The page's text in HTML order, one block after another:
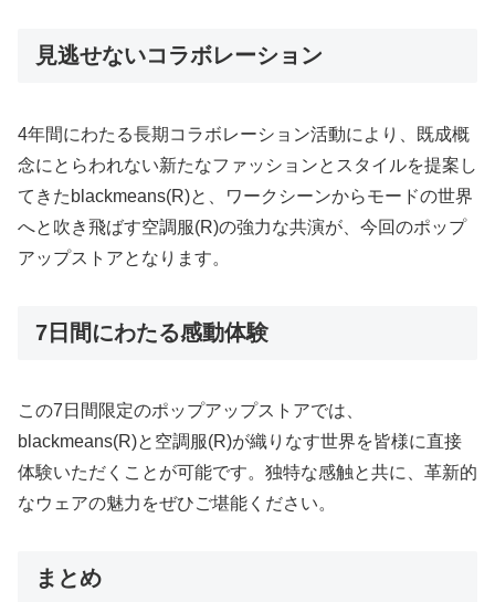
見逃せないコラボレーション
4年間にわたる長期コラボレーション活動により、既成概
念にとらわれない新たなファッションとスタイルを提案し
てきたblackmeans(R)と、ワークシーンからモードの世界
へと吹き飛ばす空調服(R)の強力な共演が、今回のポップ
アップストアとなります。
7日間にわたる感動体験
この7日間限定のポップアップストアでは、
blackmeans(R)と空調服(R)が織りなす世界を皆様に直接
体験いただくことが可能です。独特な感触と共に、革新的
なウェアの魅力をぜひご堪能ください。
まとめ